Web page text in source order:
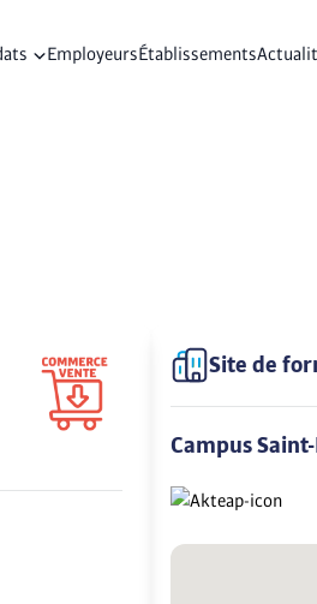
EmployeursÉtablissements
Site de
Campus